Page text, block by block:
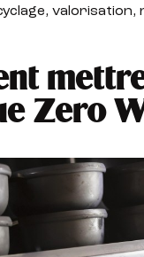
valorisation,
Zero